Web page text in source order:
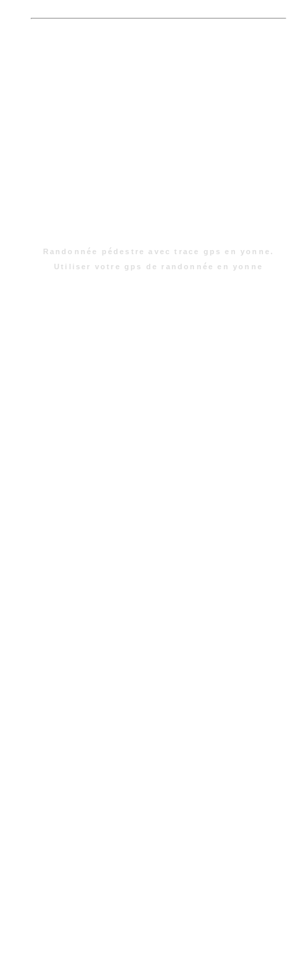
Randonnée pédestre avec trace gps en yonne.
Utiliser votre gps de randonnée en yonne